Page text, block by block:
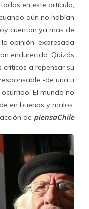
en este artículo,
aún no habían
cuentan ya mas de
la opinión expresada
endurecido. Quizás
críticos a repensar su
-de una u
El mundo no
en buenos y malos.
de piensaChile